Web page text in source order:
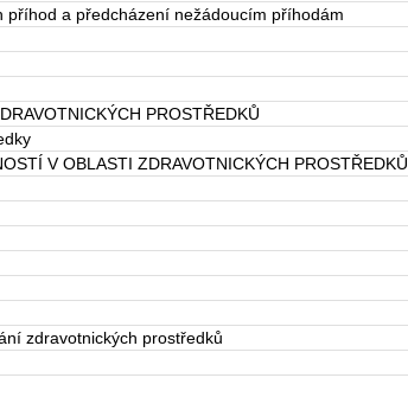
a předcházení nežádoucím příhodám
PROSTŘEDKŮ
V OBLASTI ZDRAVOTNICKÝCH PROSTŘEDKŮ
zdravotnických prostředků